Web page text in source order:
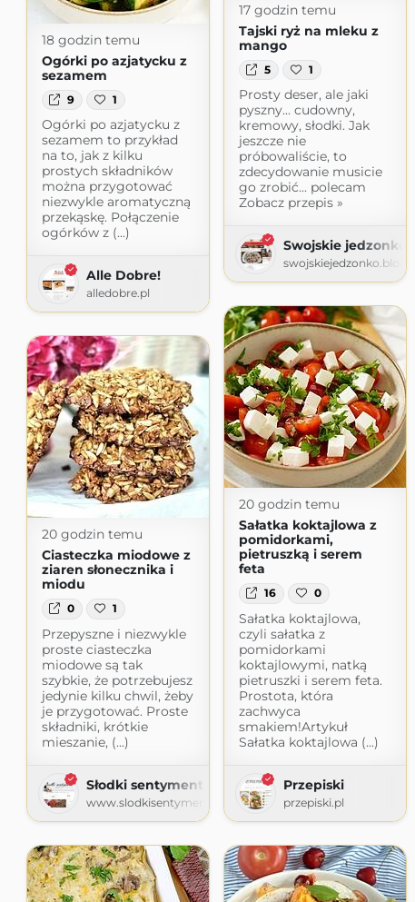
17 godzin temu
Tajski ryż na mleku z
mango
5 1
Prosty deser, ale jaki
pyszny... cudowny,
kremowy, słodki. Jak
jeszcze nie
próbowaliście, to
zdecydowanie musicie
go zrobić... polecam
Zobacz przepis »
Swojskie jedzonko
18 godzin temu
Ogórki po azjatycku z
sezamem
9 1
Ogórki po azjatycku z
sezamem to przykład
na to, jak z kilku
prostych składników
można przygotować
niezwykle aromatyczną
przekąskę. Połączenie
ogórków z (...)
Alle Dobre!
alledobre.pl
20 godzin temu
Sałatka koktajlowa z
pomidorkami,
pietruszką i serem
feta
16 0
Sałatka koktajlowa,
czyli sałatka z
pomidorkami
koktajlowymi, natką
pietruszki i serem feta.
Prostota, która
zachwyca
smakiem!Artykuł
Sałatka koktajlowa (...)
Przepiski
przepiski.pl
20 godzin temu
Ciasteczka miodowe z
ziaren słonecznika i
miodu
0 1
Przepyszne i niezwykle
proste ciasteczka
miodowe są tak
szybkie, że potrzebujesz
jedynie kilku chwil, żeby
je przygotować. Proste
składniki, krótkie
mieszanie, (...)
Słodki sentyment
www.slodkisentyment.pl